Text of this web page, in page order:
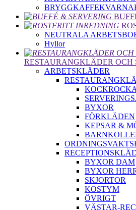
NEUTRALA
Hyllor
RESTAURANGKLÄDER OCH
ARBETSKLÄDER
BYXOR
FÖRKLÄDEN
KEPSAR &
BYXOR DAM
BYXOR
SKJORTOR
KOSTYM
ÖVRIGT
VÄSTAR-